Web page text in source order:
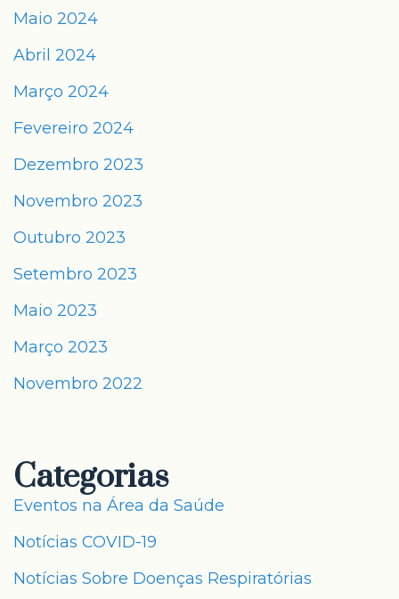
Maio 2024
Abril 2024
Março 2024
Fevereiro 2024
Dezembro 2023
Novembro 2023
Outubro 2023
Setembro 2023
Maio 2023
Março 2023
Novembro 2022
Categorias
Eventos na Área da Saúde
Notícias COVID-19
Notícias Sobre Doenças Respiratórias